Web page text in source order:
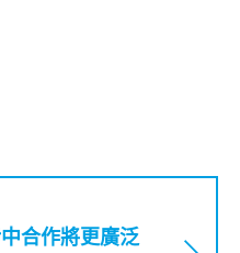
合作將更廣泛